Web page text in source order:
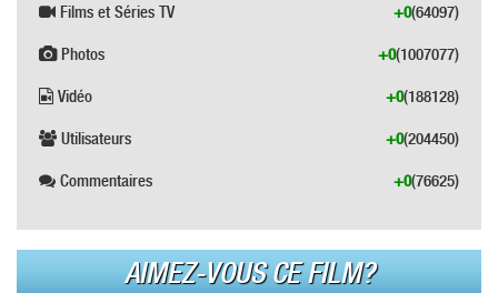
Films et Séries TV (64097)
+0
Photos (1007077)
+0
Vidéo (188128)
+0
Utilisateurs (204450)
+0
Commentaires (76625)
+0
AIMEZ-VOUS CE FILM?